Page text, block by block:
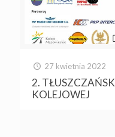
27 kwietnia 2022
2.
KOLEJOWEJ